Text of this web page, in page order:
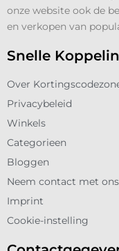
onze website ook de
en verkopen van
Snelle
Over
Privacybeleid
Winkels
Categorieen
Bloggen
Neem contact met
Imprint
Cookie-instelling